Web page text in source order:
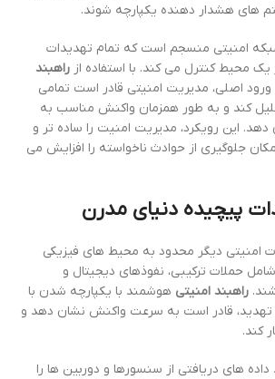
های هشدار دهنده یکپارچه شوند.
امنیتی منسجم است که تمام تهدیدات
یک محیط کنترل می کند. با استفاده از راهبند
اصلی، مدیریت امنیتی قادر است تمامی
کند و به طور همزمان واکنش مناسب به
این رویکرد، مدیریت امنیت را ساده تر و
جلوگیری از حوادث ناخواسته را افزایش می
پیچیده دنیای مدرن
امنیتی دیگر محدود به محیط های فیزیکی
حملات ترکیبی، نفوذهای دیجیتال و
راهبند امنیتی هوشمند با یکپارچه شدن با
قادر است به سرعت واکنش نشان دهد و
کند.
های دریافتی از سنسورها و دوربین ها را